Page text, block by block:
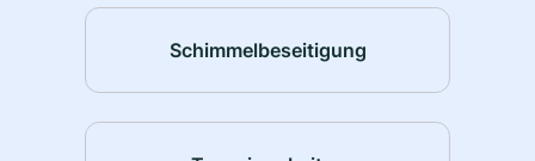
Schimmelbeseitigung